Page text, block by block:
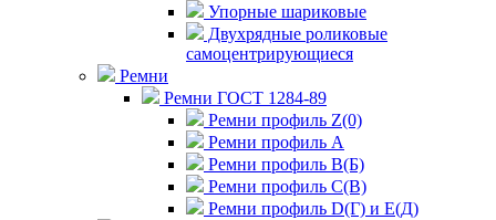
Упорные шариковые
Двухрядные роликовые
самоцентрирующиеся
Ремни
Ремни ГОСТ 1284-89
Ремни профиль Z(0)
Ремни профиль А
Ремни профиль В(Б)
Ремни профиль С(В)
Ремни профиль D(Г) и E(Д)